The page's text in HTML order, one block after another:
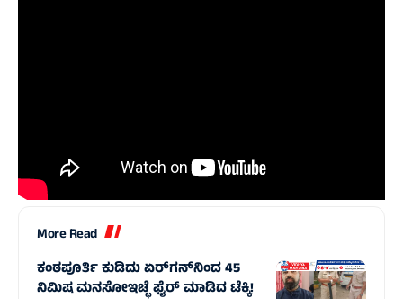
More Read
ಕಂಠಪೂರ್ತಿ ಕುಡಿದು ಏರ್‌ಗನ್‌ನಿಂದ 45
ನಿಮಿಷ ಮನಸೋಇಚ್ಛೆ ಫೈರ್‌ ಮಾಡಿದ ಟೆಕ್ಕಿ!